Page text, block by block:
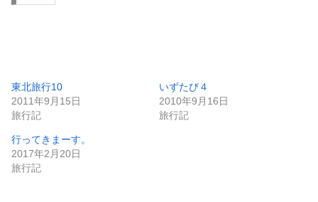
東北旅行10
2011年9月15日
旅行記
いずたび４
2010年9月16日
旅行記
行ってきまーす。
2017年2月20日
旅行記